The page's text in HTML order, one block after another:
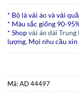
* Bộ là vải áo và vải
* Màu sắc giống 90-
* Shopvải áo dài Trung
lượng. Mọi nhu cầu xin
Mã:AD 44497